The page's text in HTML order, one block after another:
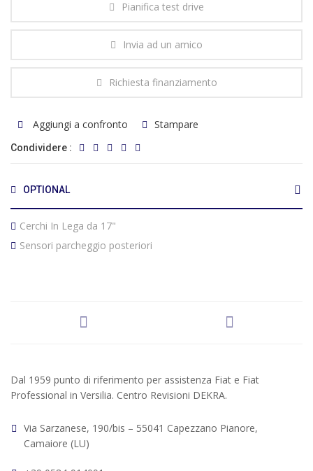
Pianifica test drive
Invia ad un amico
Richiesta finanziamento
Aggiungi a confronto Stampare
Condividere :
OPTIONAL
Cerchi In Lega da 17"
Sensori parcheggio posteriori
Dal 1959 punto di riferimento per assistenza Fiat e Fiat
Professional in Versilia. Centro Revisioni DEKRA.
Via Sarzanese, 190/bis – 55041 Capezzano Pianore,
Camaiore (LU)